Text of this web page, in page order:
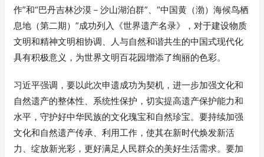
作”和“巴丹吉林沙漠－沙山湖泊群”、“中国黄（渤）海候鸟栖
息地（第二期）”成功列入《世界遗产名录》，对于建设物质
文明和精神文明相协调、人与自然和谐共生的中国式现代化
具有积极意义，为世界文明百花园增添了绚丽的色彩。
习近平强调，要以此次申遗成功为契机，进一步加强文化和
自然遗产的整体性、系统性保护，切实提高遗产保护能力和
水平，守护好中华民族的文化瑰宝和自然珍宝。要持续加强
文化和自然遗产传承、利用工作，使其在新时代焕发新活
力、绽放新光彩，更好满足人民群众的美好生活需求。要加